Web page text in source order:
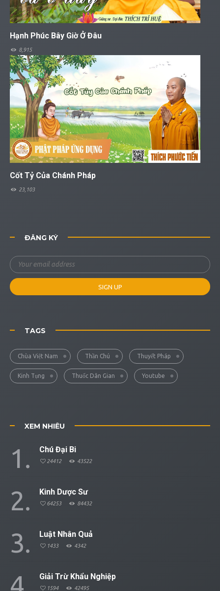
Hạnh Phúc Bây Giờ Ở Đâu
8,915
Cốt Tỷ Của Chánh Pháp
23,103
ĐĂNG KÝ
TAGS
Chùa Việt Nam Thần Chú Thuyết Pháp
Kinh Tụng Thuốc Dân Gian Youtube
XEM NHIỀU
1 Chú Đại Bi
24412 43522
2 Kinh Dược Sư
64253 84432
3 Luật Nhân Quả
1433 4342
4 Giải Trừ Khẩu Nghiệp
1594 42495